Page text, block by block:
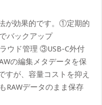
が効果的です。①定期的
バックアップ
ウド管理 ③USB-C外付
の編集メタデータを保
すが、容量コストを抑え
RAWデータのまま保存